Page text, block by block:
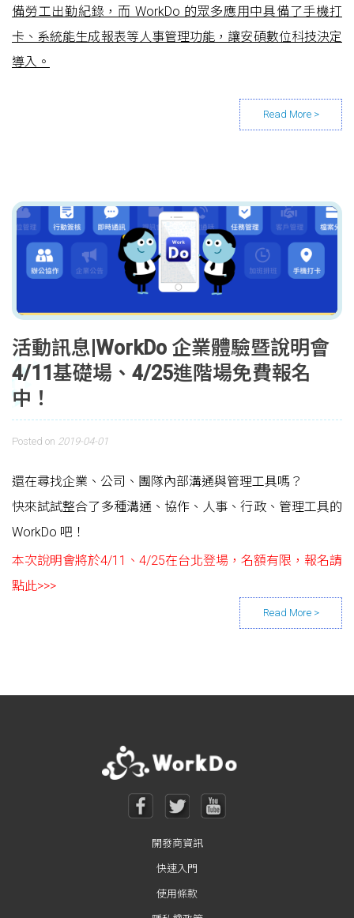
備勞工出勤紀錄，而 WorkDo 的眾多應用中具備了手機打
卡、系統能生成報表等人事管理功能，讓安碩數位科技決定
導入。
活動訊息|WorkDo 企業體驗暨說明會
4/11基礎場、4/25進階場免費報名
中！
Posted on 2019-04-01
還在尋找企業、公司、團隊內部溝通與管理工具嗎？
快來試試整合了多種溝通、協作、人事、行政、管理工具的
WorkDo 吧！
本次說明會將於4/11、4/25在台北登場，名額有限，報名請
點此>>>
Posts navigation
開發商資訊
快速入門
使用條款